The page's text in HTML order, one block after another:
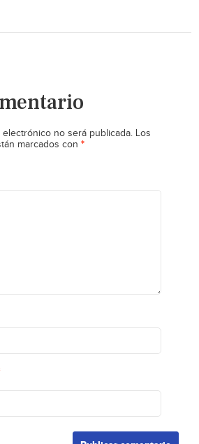
no será publicada. Los
marcados con *